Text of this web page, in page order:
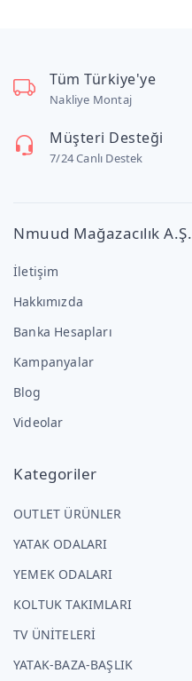
Tüm Türkiye'ye
Nakliye Montaj
Müşteri Desteği
7/24 Canlı Destek
Nmuud Mağazacılık A.Ş.
İletişim
Hakkımızda
Banka Hesapları
Kampanyalar
Blog
Videolar
Kategoriler
OUTLET ÜRÜNLER
YATAK ODALARI
YEMEK ODALARI
KOLTUK TAKIMLARI
TV ÜNİTELERİ
YATAK-BAZA-BAŞLIK